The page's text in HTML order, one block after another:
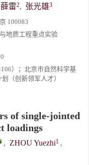
薛雷2, 张光雄3
100083
地质工程重点实验
）；北京市自然科学基
（创新领军人才）
of single-jointed
loadings
, ZHOU Yuezhi1 ,